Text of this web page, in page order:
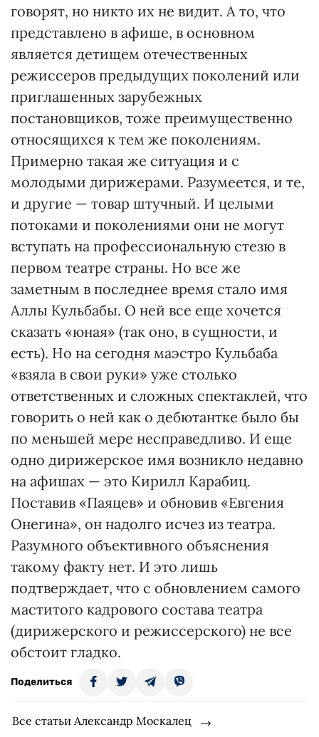
говорят, но никто их не видит. А то, что
представлено в афише, в основном
является детищем отечественных
режиссеров предыдущих поколений или
приглашенных зарубежных
постановщиков, тоже преимущественно
относящихся к тем же поколениям.
Примерно такая же ситуация и с
молодыми дирижерами. Разумеется, и те,
и другие — товар штучный. И целыми
потоками и поколениями они не могут
вступать на профессиональную стезю в
первом театре страны. Но все же
заметным в последнее время стало имя
Аллы Кульбабы. О ней все еще хочется
сказать «юная» (так оно, в сущности, и
есть). Но на сегодня маэстро Кульбаба
«взяла в свои руки» уже столько
ответственных и сложных спектаклей, что
говорить о ней как о дебютантке было бы
по меньшей мере несправедливо. И еще
одно дирижерское имя возникло недавно
на афишах — это Кирилл Карабиц.
Поставив «Паяцев» и обновив «Евгения
Онегина», он надолго исчез из театра.
Разумного объективного объяснения
такому факту нет. И это лишь
подтверждает, что с обновлением самого
маститого кадрового состава театра
(дирижерского и режиссерского) не все
обстоит гладко.
Поделиться
Все статьи Александр Москалец